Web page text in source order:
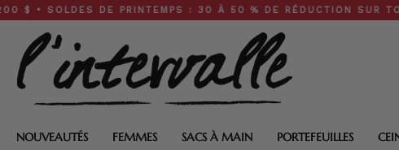
Skip
to
content
DE PRINTEMPS : 30 À 50 % DE RÉDUCTION SUR TOUT LE
NOUVEAUTÉS FEMMES SACS À MAIN PORTEFEUILLES